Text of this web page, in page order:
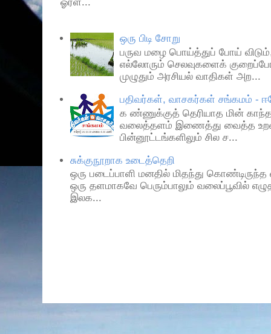
ஒரு பிடி சோறு
பருவ மழை பொய்த்துப் போய்
எல்லோரும் செலவுகளைக்
முழுதும் அரசியல் வாதிகள் அற...
பதிவர்கள், வாசகர்கள் சங்கமம் -
க ண்ணுக்குத் தெரியாத மின்
வலைத்தளம் இணைத்து வைத்த
பின்னூட்டங்களிலும் சில ச...
சுக்குநூறாக உடைத்தெறி
ஒரு படைப்பாளி மனதில் மிதந்து
ஒரு தளமாகவே பெரும்பாலும் வலைப்பூவில்
இலக...